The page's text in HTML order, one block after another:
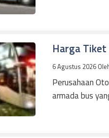
Harga
6 Agustus 2026
Perusahaan
armada bus